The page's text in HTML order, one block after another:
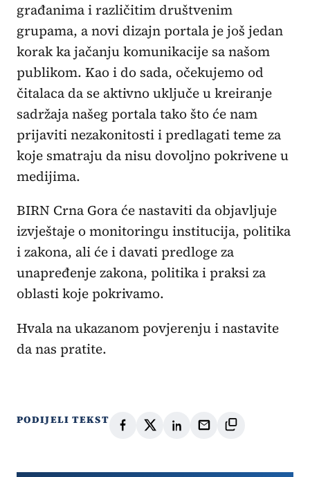
građanima i različitim društvenim
grupama, a novi dizajn portala je još jedan
korak ka jačanju komunikacije sa našom
publikom. Kao i do sada, očekujemo od
čitalaca da se aktivno uključe u kreiranje
sadržaja našeg portala tako što će nam
prijaviti nezakonitosti i predlagati teme za
koje smatraju da nisu dovoljno pokrivene u
medijima.
BIRN Crna Gora će nastaviti da objavljuje
izvještaje o monitoringu institucija, politika
i zakona, ali će i davati predloge za
unapređenje zakona, politika i praksi za
oblasti koje pokrivamo.
Hvala na ukazanom povjerenju i nastavite
da nas pratite.
PODIJELI TEKST